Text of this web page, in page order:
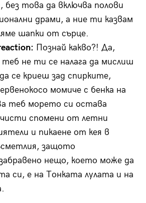
без това да включва полови
драми, а ние ти казвам
шапки от сърце.
Познай какво?! Да,
не ти се налага да мислиш
се криеш зад спирките,
момиче с бенка на
теб морето си остава
чисти спомени от летни
и пикаене от кея в
защото
нещо, което може да
си, е на Тонката лулата и на